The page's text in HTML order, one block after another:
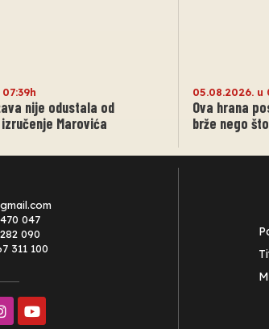
nije odustala od
Marovića
05.08.2026. u
Ova hrana
brže nego
047
090
311 100